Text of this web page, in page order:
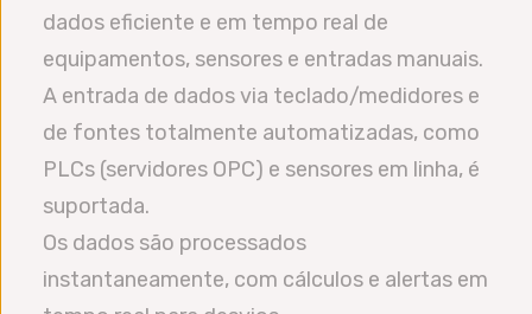
dados eficiente e em tempo real de
equipamentos, sensores e entradas manuais.
A entrada de dados via teclado/medidores e
de fontes totalmente automatizadas, como
PLCs (servidores OPC) e sensores em linha, é
suportada.
Os dados são processados
instantaneamente, com cálculos e alertas em